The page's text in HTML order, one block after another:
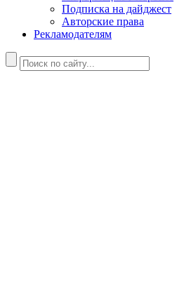
Подписка на дайджест
Авторские права
Рекламодателям